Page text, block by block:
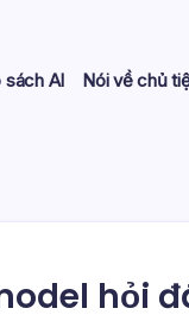
sách AI Nói về chủ
hỏi